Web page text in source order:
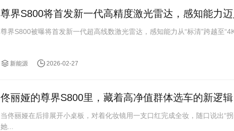
尊界S800将首发新一代高精度激光雷达，感知能力迈
尊界S800被曝将首发新一代超高线数激光雷达，感知能力从“标清”跨越至
新能源 2026-02-27
佟丽娅的尊界S800里，藏着高净值群体选车的新逻辑
当佟丽娅在后排展开小桌板，对着化妆镜用一支口红完成全妆，随口说出“
她...